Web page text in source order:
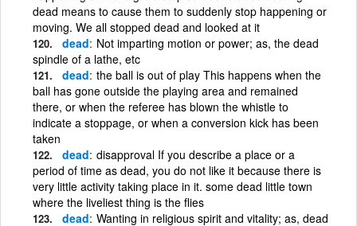
dead means to cause them to suddenly stop happening or
moving. We all stopped dead and looked at it
dead Not imparting motion or power; as, the dead
spindle of a lathe, etc
dead the ball is out of play This happens when the
ball has gone outside the playing area and remained
there, or when the referee has blown the whistle to
indicate a stoppage, or when a conversion kick has been
taken
dead disapproval If you describe a place or a
period of time as dead, you do not like it because there is
very little activity taking place in it. some dead little town
where the liveliest thing is the flies
dead Wanting in religious spirit and vitality; as, dead